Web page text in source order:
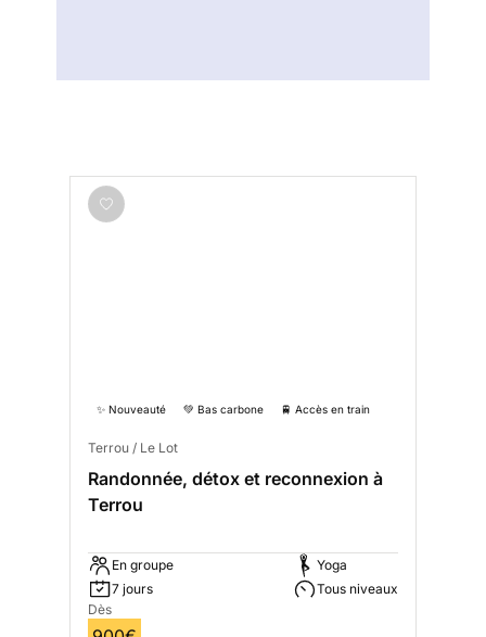
✨ Nouveauté 💚 Bas carbone 🚆 Accès en train
Terrou / Le Lot
Randonnée, détox et reconnexion à
Terrou
En groupe
7 jours
Yoga
Tous niveaux
Dès